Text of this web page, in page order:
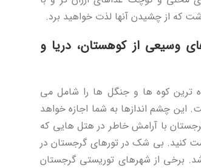
که از چشیدن آنها لذت خواهید برد.
وسیعی از کوهستان، دریا و
ترین کوه ها و جنگل ها را شامل می
این چشم اندازها به شما اجازه خواهد
با آرامش خاطر در هتل هایی که
کنید. بی شک در تورهای گرجستان در
برخی از شهرهای توریستی گرجستان